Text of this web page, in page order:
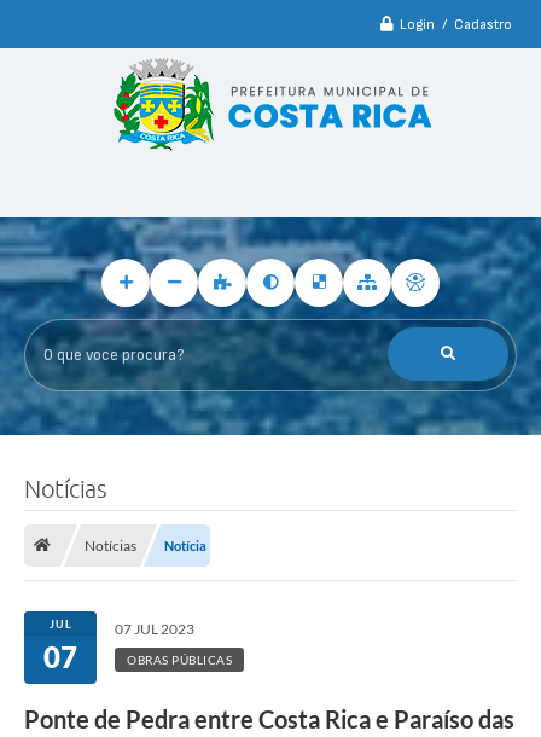
Login / Cadastro
O que voce procura?
Notícias
Notícias Notícia
JUL
07
07 JUL 2023
OBRAS PÚBLICAS
Ponte de Pedra entre Costa Rica e Paraíso das